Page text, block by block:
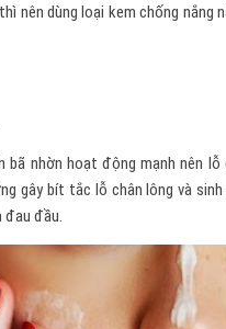
nên dùng loại kem chống
nhờn hoạt động mạnh nên
gây bít tắc lỗ chân lông và
đau đầu.